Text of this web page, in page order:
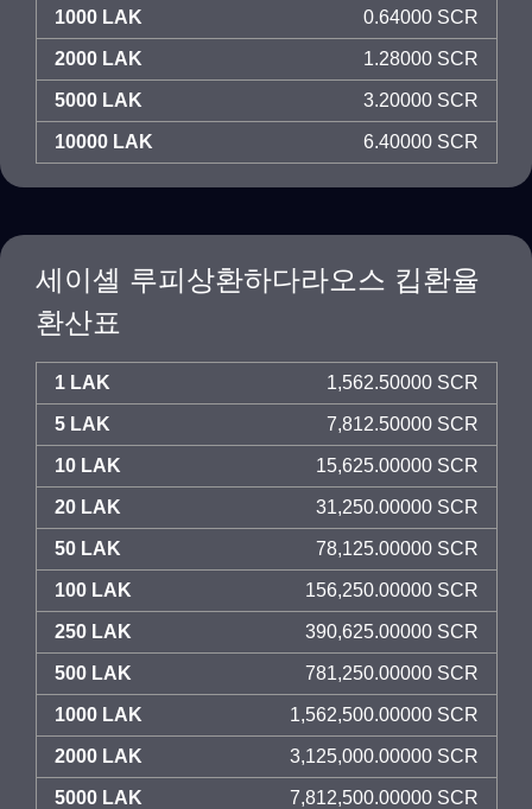
1000 LAK 0.64000 SCR
2000 LAK 1.28000 SCR
5000 LAK 3.20000 SCR
10000 LAK 6.40000 SCR
세이셸 루피상환하다라오스 킵환율
환산표
1 LAK 1,562.50000 SCR
5 LAK 7,812.50000 SCR
10 LAK 15,625.00000 SCR
20 LAK 31,250.00000 SCR
50 LAK 78,125.00000 SCR
100 LAK 156,250.00000 SCR
250 LAK 390,625.00000 SCR
500 LAK 781,250.00000 SCR
1000 LAK 1,562,500.00000 SCR
2000 LAK 3,125,000.00000 SCR
5000 LAK 7,812,500.00000 SCR